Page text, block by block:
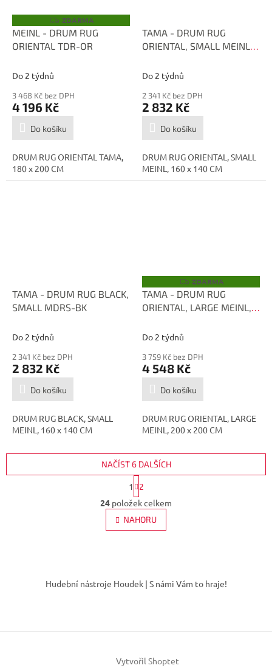
Z
D
A
R
ZDARMA
MEINL - DRUM RUG
ORIENTAL TDR-OR
Do 2 týdnů
3 468 Kč bez DPH
4 196 Kč
Do košíku
DRUM RUG ORIENTAL TAMA,
180 x 200 CM
TAMA - DRUM RUG
ORIENTAL, SMALL MEINL,
Do 2 týdnů
2 341 Kč bez DPH
2 832 Kč
Do košíku
DRUM RUG ORIENTAL, SMALL
MEINL, 160 x 140 CM
TAMA - DRUM RUG BLACK,
SMALL MDRS-BK
Do 2 týdnů
2 341 Kč bez DPH
2 832 Kč
Do košíku
DRUM RUG BLACK, SMALL
MEINL, 160 x 140 CM
Z
D
A
R
ZDARMA
TAMA - DRUM RUG
ORIENTAL, LARGE MEINL,
Do 2 týdnů
3 759 Kč bez DPH
4 548 Kč
Do košíku
DRUM RUG ORIENTAL, LARGE
MEINL, 200 x 200 CM
O
v
l
á
p
y
ý
NAČÍST 6 DALŠÍCH
t
r
á
n
k
í
1
2
24 položek celkem
NAHORU
í
Hudební nástroje Houdek | S námi Vám to hraje!
Vytvořil Shoptet